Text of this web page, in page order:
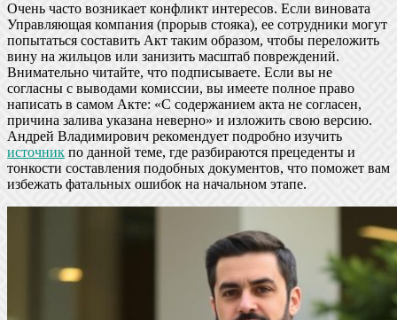
Очень часто возникает конфликт интересов. Если виновата
Управляющая компания (прорыв стояка), ее сотрудники могут
попытаться составить Акт таким образом, чтобы переложить
вину на жильцов или занизить масштаб повреждений.
Внимательно читайте, что подписываете. Если вы не
согласны с выводами комиссии, вы имеете полное право
написать в самом Акте: «С содержанием акта не согласен,
причина залива указана неверно» и изложить свою версию.
Андрей Владимирович рекомендует подробно изучить
источник по данной теме, где разбираются прецеденты и
тонкости составления подобных документов, что поможет вам
избежать фатальных ошибок на начальном этапе.